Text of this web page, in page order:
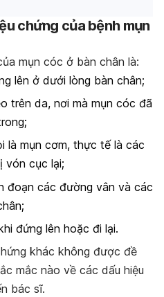
chứng của bệnh mụn
mụn cóc ở bàn chân là:
lên ở dưới lòng bàn chân;
trên da, nơi mà mụn cóc đã
là mụn cơm, thực tế là các
vón cục lại;
đoạn các đường vân và các
đứng lên hoặc đi lại.
khác không được đề
mắc nào về các dấu hiệu
bác sĩ.